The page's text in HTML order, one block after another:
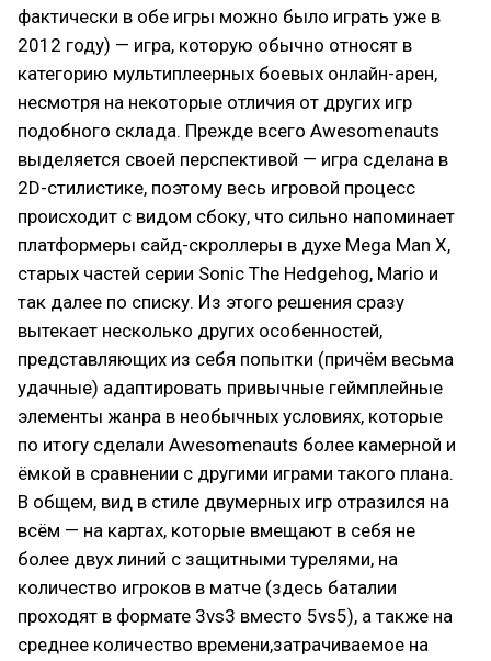
фактически в обе игры можно было играть уже в
2012 году) — игра, которую обычно относят в
категорию мультиплеерных боевых онлайн-арен,
несмотря на некоторые отличия от других игр
подобного склада. Прежде всего Awesomenauts
выделяется своей перспективой — игра сделана в
2D-стилистике, поэтому весь игровой процесс
происходит с видом сбоку, что сильно напоминает
платформеры сайд-скроллеры в духе Mega Man X,
старых частей серии Sonic The Hedgehog, Mario и
так далее по списку. Из этого решения сразу
вытекает несколько других особенностей,
представляющих из себя попытки (причём весьма
удачные) адаптировать привычные геймплейные
элементы жанра в необычных условиях, которые
по итогу сделали Awesomenauts более камерной и
ёмкой в сравнении с другими играми такого плана.
В общем, вид в стиле двумерных игр отразился на
всём — на картах, которые вмещают в себя не
более двух линий с защитными турелями, на
количество игроков в матче (здесь баталии
проходят в формате 3vs3 вместо 5vs5), а также на
среднее количество времени,затрачиваемое на